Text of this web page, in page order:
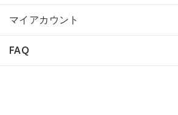
マイアカウント
FAQ